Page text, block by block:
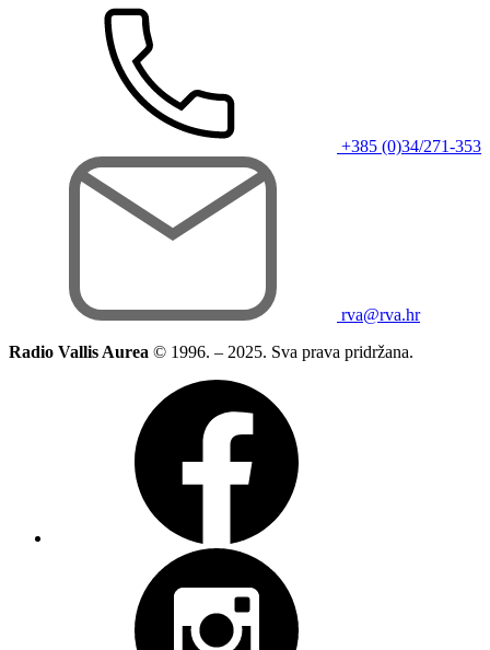
+385 (0)34/271-353
rva@rva.hr
Radio Vallis Aurea © 1996. – 2025. Sva prava pridržana.